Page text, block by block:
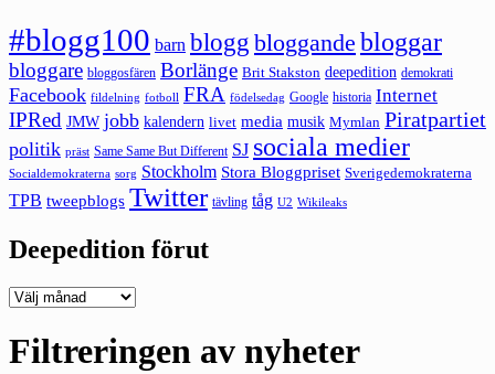
#blogg100 barn blogg bloggande bloggar
bloggare bloggosfären Borlänge Brit Stakston deepedition demokrati
Facebook fildelning fotboll FRA födelsedag Google historia Internet
IPRed JMW jobb kalendern livet media musik Mymlan Piratpartiet
politik präst Same Same But Different SJ sociala medier
Socialdemokraterna sorg Stockholm Stora Bloggpriset Sverigedemokraterna
TPB tweepblogs Twitter tävling tåg U2 Wikileaks
Deepedition förut
Deepedition
Filtreringen av nyheter